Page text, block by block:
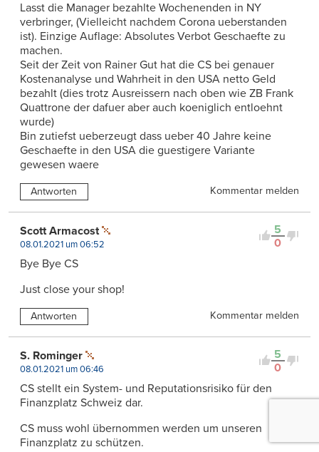
Lasst die Manager bezahlte Wochenenden in NY
verbringer, (Vielleicht nachdem Corona ueberstanden
ist). Einzige Auflage: Absolutes Verbot Geschaefte zu
machen.
Seit der Zeit von Rainer Gut hat die CS bei genauer
Kostenanalyse und Wahrheit in den USA netto Geld
bezahlt (dies trotz Ausreissern nach oben wie ZB Frank
Quattrone der dafuer aber auch koeniglich entloehnt
wurde)
Bin zutiefst ueberzeugt dass ueber 40 Jahre keine
Geschaefte in den USA die guestigere Variante
gewesen waere
Antworten Kommentar melden
5
0
Scott Armacost
08.01.2021 um 06:52
Bye Bye CS
Just close your shop!
Antworten Kommentar melden
5
0
S. Rominger
08.01.2021 um 06:46
CS stellt ein System- und Reputationsrisiko für den
Finanzplatz Schweiz dar.
CS muss wohl übernommen werden um unseren
Finanzplatz zu schützen.